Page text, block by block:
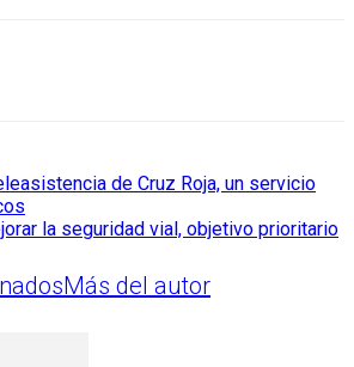
de Cruz Roja, un servicio
la seguridad vial, objetivo prioritario
Más del autor